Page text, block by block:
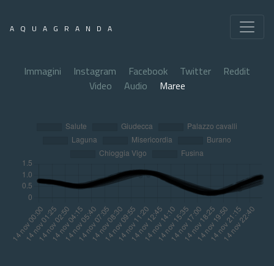
AQUAGRANDA
Immagini Instagram Facebook Twitter
Reddit
Video
Audio Maree